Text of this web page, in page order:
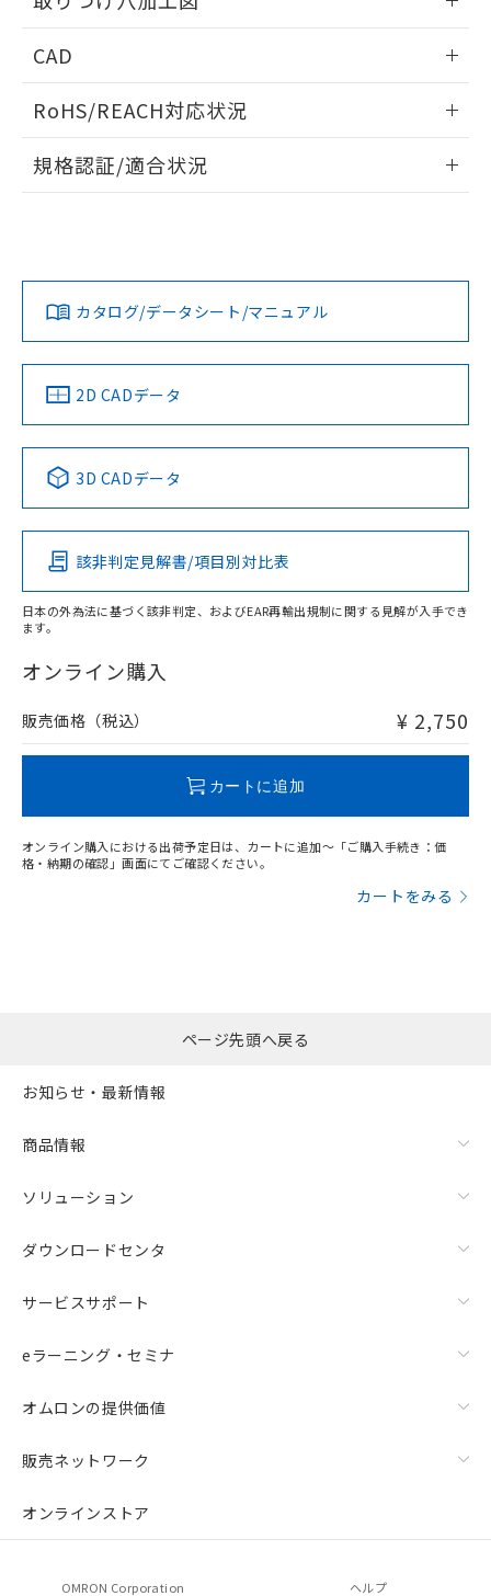
CAD
ドすることができます。
ログイン/会員登録
ダウンロードデータをご利用いただく前に、以下を必ずお読
みください。
ソフトウェアの使用条件
RoHS/REACH対応状況
EU RoHS 注意事項・凡例
対応済み
中国 RoHS 注意事項・凡例
Pb Hg Cd Cr(VI)
O
在庫等で未対応品が混在する可能性があります。
問い合わせください。
規格認証/適合状況
LR型式承認
（イギリス
船舶規格）
DNV型式承認
（ノルウェー
BV型式承認
（フランス
KR型式
（韓国
No No No No
この製品の規格認証/適合状況ページへ
その他の認証はこちらのページからご検索ください
カタログ/データシート/マニュアル
2D CADデータ
3D CADデータ
該非判定見解書/項目別対比表
日本の外為法に基づく該非判定、およびEAR再輸出規制に関する見解が入手でき
ます。
オンライン購入
販売価格（税込） ¥ 2,750
カートに追加
オンライン購入における出荷予定日は、カートに追加～「ご購入手続き：価
格・納期の確認」画面にてご確認ください。
カートをみる
す。
ページ先頭へ戻る
お知らせ・最新情報
商品情報
ソリューション
ダウンロードセンタ
サービスサポート
eラーニング・セミナ
オムロンの提供価値
販売ネットワーク
オンラインストア
OMRON Corporation ヘルプ